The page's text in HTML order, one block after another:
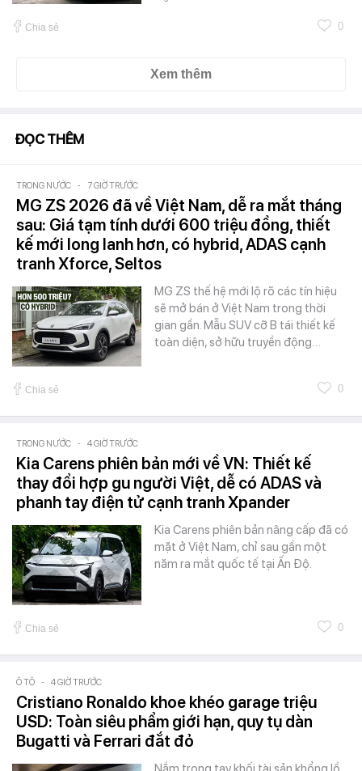
Chia sẻ 0
Xem thêm
ĐỌC THÊM
TRONG NƯỚC - 7 GIỜ TRƯỚC
MG ZS 2026 đã về Việt Nam, dễ ra mắt tháng
sau: Giá tạm tính dưới 600 triệu đồng, thiết
kế mới long lanh hơn, có hybrid, ADAS cạnh
tranh Xforce, Seltos
MG ZS thế hệ mới lộ rõ các tín hiệu
sẽ mở bán ở Việt Nam trong thời
gian gần. Mẫu SUV cỡ B tái thiết kế
toàn diện, sở hữu truyền động…
Chia sẻ 0
TRONG NƯỚC - 4 GIỜ TRƯỚC
Kia Carens phiên bản mới về VN: Thiết kế
thay đổi hợp gu người Việt, dễ có ADAS và
phanh tay điện tử cạnh tranh Xpander
Kia Carens phiên bản nâng cấp đã có
mặt ở Việt Nam, chỉ sau gần một
năm ra mắt quốc tế tại Ấn Độ.
Chia sẻ 0
Ô TÔ - 4 GIỜ TRƯỚC
Cristiano Ronaldo khoe khéo garage triệu
USD: Toàn siêu phẩm giới hạn, quy tụ dàn
Bugatti và Ferrari đắt đỏ